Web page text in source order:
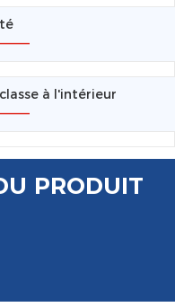
à l'intérieur
PRODUIT